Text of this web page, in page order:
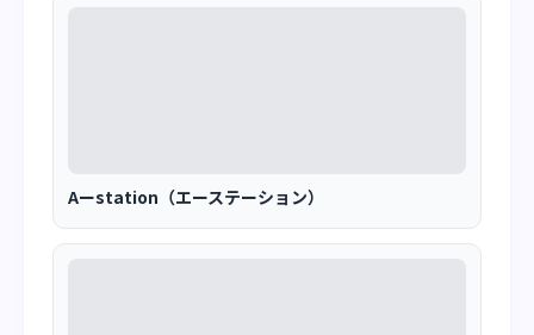
Aーstation（エーステーション）